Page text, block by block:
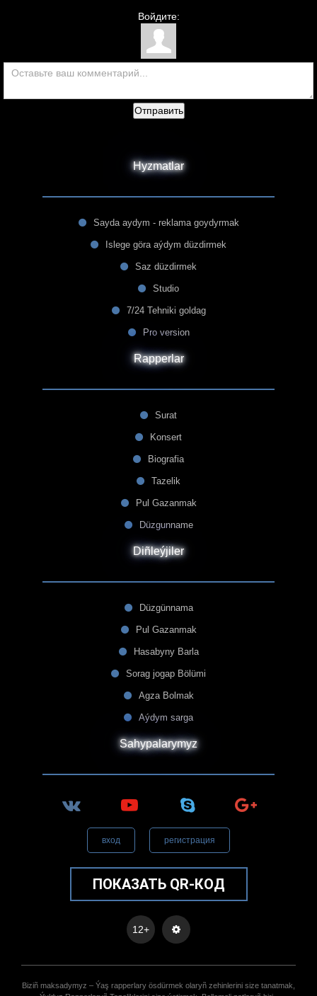
Войдите:
Отправить
Hyzmatlar
Sayda aydym - reklama goydyrmak
Islege göra aýdym düzdirmek
Saz düzdirmek
Studio
7/24 Tehniki goldag
Pro version
Rapperlar
Surat
Konsert
Biografia
Tazelik
Pul Gazanmak
Düzgunname
Diñleýjiler
Düzgünnama
Pul Gazanmak
Hasabyny Barla
Sorag jogap Bölümi
Agza Bolmak
Aýdym sarga
Sahypalarymyz
вход регистрация
ПОКАЗАТЬ QR-КОД
12+
Biziñ maksadymyz – Ýaş rapperlary ösdürmek olaryñ zehinlerini size tanatmak,